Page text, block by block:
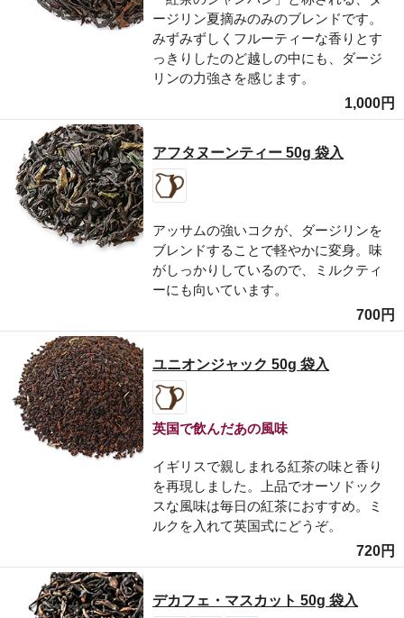
ージリン夏摘みのみのブレンドです。
みずみずしくフルーティーな香りとす
っきりしたのど越しの中にも、ダージ
リンの力強さを感じます。
1,000円
アフタヌーンティー 50g 袋入
アッサムの強いコクが、ダージリンを
ブレンドすることで軽やかに変身。味
がしっかりしているので、ミルクティ
ーにも向いています。
700円
ユニオンジャック 50g 袋入
英国で飲んだあの風味
イギリスで親しまれる紅茶の味と香り
を再現しました。上品でオーソドック
スな風味は毎日の紅茶におすすめ。ミ
ルクを入れて英国式にどうぞ。
720円
デカフェ・マスカット 50g 袋入